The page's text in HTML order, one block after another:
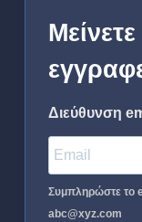
Διεύθυνση
Συμπληρώστε το
abc@xyz.com